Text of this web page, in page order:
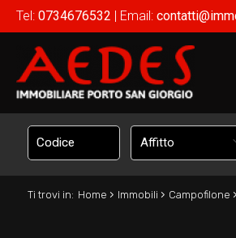
Tel: 0734676532 | Email:
Affitto
Ti trovi in: Home › Immobili › Campofilone ›